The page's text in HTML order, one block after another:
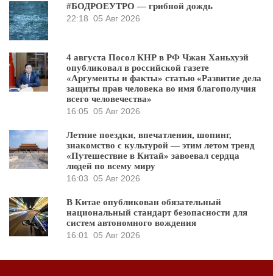
#БОДРОЕУТРО — грибной дождь
22:18 05 Авг 2026
4 августа Посол КНР в РФ Чжан Ханьхуэй
опубликовал в российской газете
«Аргументы и факты» статью «Развитие дела
защиты прав человека во имя благополучия
всего человечества»
16:05 05 Авг 2026
Летние поездки, впечатления, шопинг,
знакомство с культурой — этим летом тренд
«Путешествие в Китай» завоевал сердца
людей по всему миру
16:03 05 Авг 2026
В Китае опубликован обязательный
национальный стандарт безопасности для
систем автономного вождения
16:01
05 Авг 2026